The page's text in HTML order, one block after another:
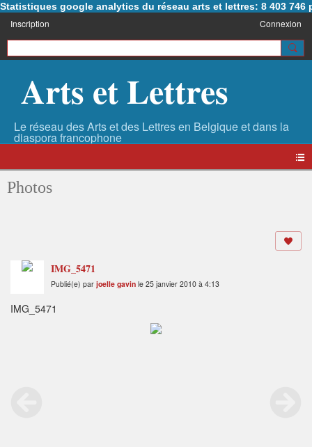
Statistiques google analytics du réseau arts et lettres: 8 403 746
Inscription Connexion
Arts et Lettres
Photos
IMG_5471
Publié(e) par joelle gavin le 25 janvier 2010 à 4:13
IMG_5471